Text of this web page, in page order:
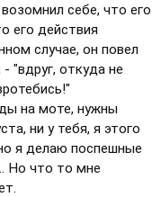
себе, что его
его действия
случае, он повел
"вдруг, откуда не
на моте, нужны
ни у тебя, я этого
я делаю поспешные
Но что то мне